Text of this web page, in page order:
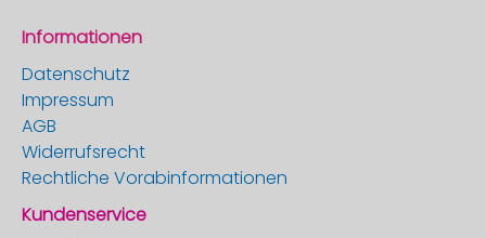
Informationen
Datenschutz
Impressum
AGB
Widerrufsrecht
Rechtliche Vorabinformationen
Kundenservice